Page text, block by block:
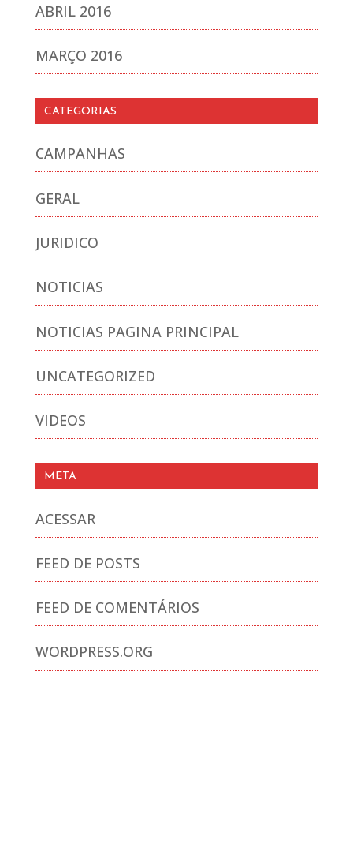
ABRIL 2016
MARÇO 2016
CATEGORIAS
CAMPANHAS
GERAL
JURIDICO
NOTICIAS
NOTICIAS PAGINA PRINCIPAL
UNCATEGORIZED
VIDEOS
META
ACESSAR
FEED DE POSTS
FEED DE COMENTÁRIOS
WORDPRESS.ORG